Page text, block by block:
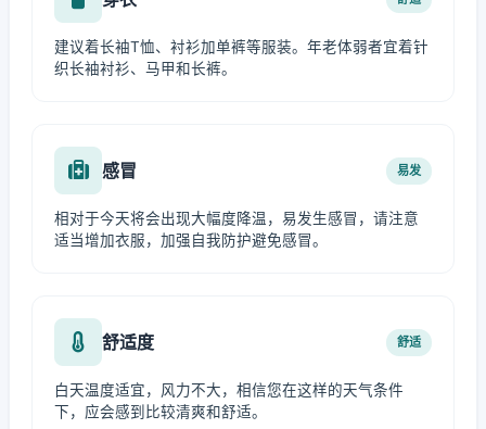
建议着长袖T恤、衬衫加单裤等服装。年老体弱者宜着针
织长袖衬衫、马甲和长裤。
感冒 易发
相对于今天将会出现大幅度降温，易发生感冒，请注意
适当增加衣服，加强自我防护避免感冒。
舒适度 舒适
白天温度适宜，风力不大，相信您在这样的天气条件
下，应会感到比较清爽和舒适。